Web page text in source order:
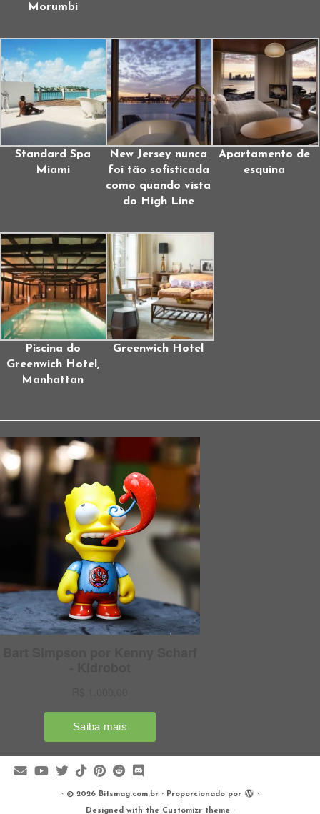
Morumbi
Standard Spa
Miami
New Jersey nunca
foi tão sofisticada
como quando vista
do High Line
Apartamento de
esquina
Piscina do
Greenwich Hotel,
Manhattan
Greenwich Hotel
· © 2026 Bitsmag.com.br· Proporcionado por ·
Designed with the Customizr theme ·